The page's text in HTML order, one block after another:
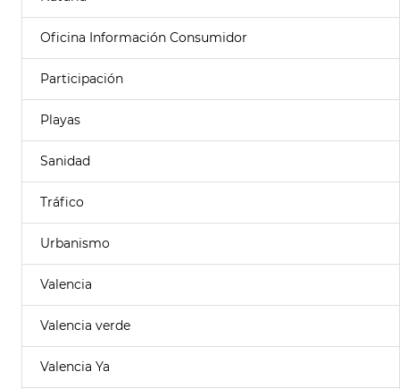
Oficina Información Consumidor
Participación
Playas
Sanidad
Tráfico
Urbanismo
Valencia
Valencia verde
Valencia Ya